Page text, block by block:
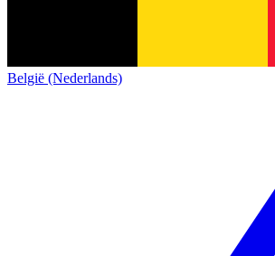
België (Nederlands)